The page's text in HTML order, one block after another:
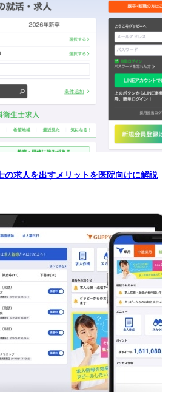
の求人を出すメリットを医院向けに解説